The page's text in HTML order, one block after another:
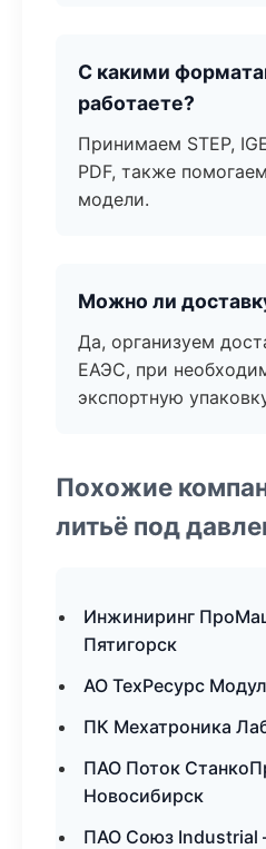
С какими
работаете?
Принимаем STEP,
PDF, также
модели.
Можно ли
Да, организуем
ЕАЭС, при
экспортную
Похожие
литьё под
Инжиниринг
Пятигорск
АО ТехРесурс
ПК Мехатроника
ПАО Поток
Новосибирск
ПАО Союз